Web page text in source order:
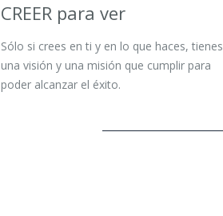
CREER para ver
Sólo si crees en ti y en lo que haces, tienes
una visión y una misión que cumplir para
poder alcanzar el éxito.